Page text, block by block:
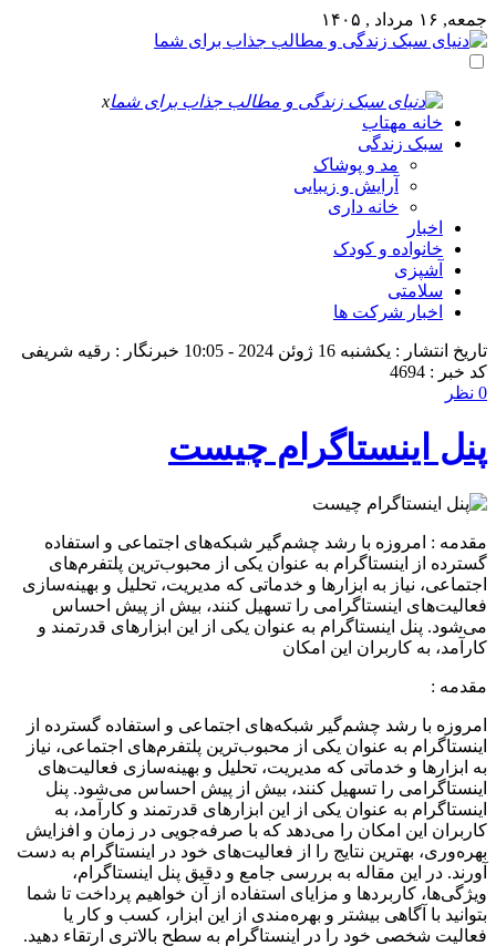
جمعه, ۱۶ مرداد , ۱۴۰۵
x
خانه مهتاب
سبک زندگی
مد و پوشاک
آرایش و زیبایی
خانه داری
اخبار
خانواده و کودک
آشپزی
سلامتی
اخبار شرکت ها
تاریخ انتشار : یکشنبه 16 ژوئن 2024 - 10:05
خبرنگار : رقیه شریفی
کد خبر : 4694
0 نظر
پنل اینستاگرام چیست
مقدمه : امروزه با رشد چشم‌گیر شبکه‌های اجتماعی و استفاده
گسترده از اینستاگرام به عنوان یکی از محبوب‌ترین پلتفرم‌های
اجتماعی، نیاز به ابزارها و خدماتی که مدیریت، تحلیل و بهینه‌سازی
فعالیت‌های اینستاگرامی را تسهیل کنند، بیش از پیش احساس
می‌شود. پنل اینستاگرام به عنوان یکی از این ابزارهای قدرتمند و
کارآمد، به کاربران این امکان
مقدمه :
امروزه با رشد چشم‌گیر شبکه‌های اجتماعی و استفاده گسترده از
اینستاگرام به عنوان یکی از محبوب‌ترین پلتفرم‌های اجتماعی، نیاز
به ابزارها و خدماتی که مدیریت، تحلیل و بهینه‌سازی فعالیت‌های
اینستاگرامی را تسهیل کنند، بیش از پیش احساس می‌شود. پنل
اینستاگرام به عنوان یکی از این ابزارهای قدرتمند و کارآمد، به
کاربران این امکان را می‌دهد که با صرفه‌جویی در زمان و افزایش
بهره‌وری، بهترین نتایج را از فعالیت‌های خود در اینستاگرام به دست
آورند. در این مقاله به بررسی جامع و دقیق پنل اینستاگرام،
ویژگی‌ها، کاربردها و مزایای استفاده از آن خواهیم پرداخت تا شما
بتوانید با آگاهی بیشتر و بهره‌مندی از این ابزار، کسب و کار یا
فعالیت شخصی خود را در اینستاگرام به سطح بالاتری ارتقاء دهید.